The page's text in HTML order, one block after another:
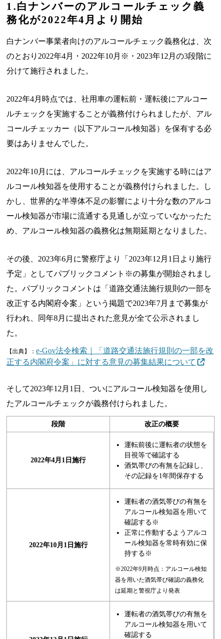
1.白ナンバーのアルコールチェック義
務化が2022年4月より開始
白ナンバー事業者向けのアルコールチェック義務化は、次
のとおり2022年4月・2022年10月※・2023年12月の3段階に
分けて施行されました。
2022年4月時点では、社用車の運転前・運転後にアルコー
ルチェックを実施することが義務付けられましたが、アル
コールチェッカー（以下アルコール検知器）を保有する必
要はありませんでした。
2022年10月には、アルコールチェックを実施する時にはア
ルコール検知器を使用することが義務付けられました。し
かし、世界的な半導体不足の影響により十分な数のアルコ
ール検知器が市場に流通する見通しが立っていなかったた
め、アルコール検知器の義務化は無期延期となりました。
その後、2023年6月に警察庁より「2023年12月1日より施行
予定」としてパブリックコメント※の募集が開始されまし
た。パブリックコメントは「道路交通法施行規則の一部を
改正する内閣府令案」という掲題で2023年7月まで募集が
行われ、同年8月に提出された意見が全て公示されまし
た。
【出典】：e-Gov法令検索｜「道路交通法施行規則の一部を改
正する内閣府令案」に対する意見の募集結果について
そして2023年12月1日、ついにアルコール検知器を使用し
たアルコールチェックが義務付けられました。
段階 改正の概要
2022年4月1日施行
運転前後に運転者の状態を
目視等で確認する
酒気帯びの有無を記録し、
その記録を1年間保存する
2022年10月1日施行
運転者の酒気帯びの有無を
アルコール検知器を用いて
確認する※
正常に作動するようアルコ
ール検知器を常時有効に保
持する※
※2022年9月時点：アルコール検知
器を用いた酒気帯び確認の義務化
は延期と警視庁より発表
運転者の酒気帯びの有無を
アルコール検知器を用いて
確認する